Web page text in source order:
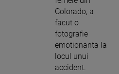
Colorado, a
facut o
fotografie
emotionanta la
locul unui
accident.